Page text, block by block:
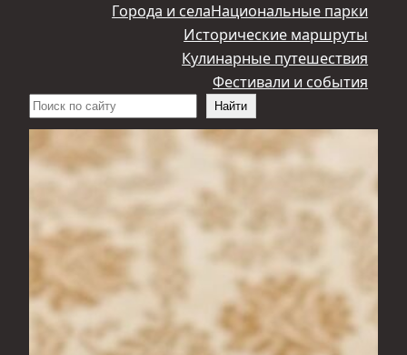
Города и селаНациональные парки
Исторические маршруты
Кулинарные путешествия
Фестивали и события
Поиск
Найти